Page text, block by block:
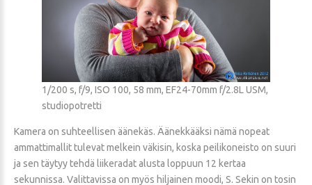
1/200 s, f/9, ISO 100, 58 mm, EF24-70mm f/2.8L USM,
studiopotretti
Kamera on suhteellisen äänekäs. Äänekkääksi nämä nopeat
ammattimallit tulevat melkein väkisin, koska peilikoneisto on suuri
ja sen täytyy tehdä liikeradat alusta loppuun 12 kertaa
sekunnissa. Valittavissa on myös hiljainen moodi, S. Sekin on tosin